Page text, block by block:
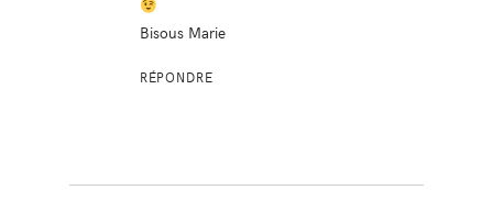
Bisous Marie
RÉPONDRE